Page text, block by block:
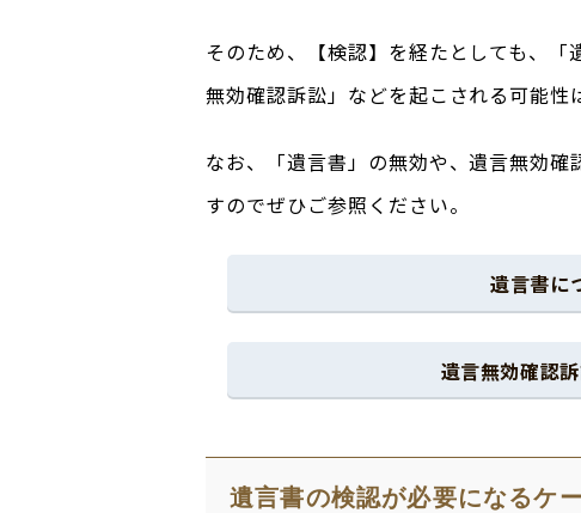
そのため、【検認】を経たとしても、
無効確認訴訟」などを起こされる可能性
なお、「遺言書」の無効や、遺言無効
すのでぜひご参照ください。
遺言書に
遺言無効確認
遺言書の検認が必要になるケ